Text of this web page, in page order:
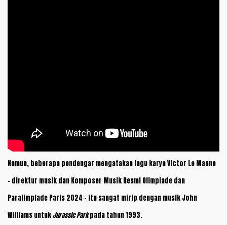
Namun, beberapa pendengar mengatakan lagu karya Victor Le Masne
– direktur musik dan Komposer Musik Resmi Olimpiade dan
Paralimpiade Paris 2024 – itu sangat mirip dengan musik John
Williams untukJurassic Parkpada tahun 1993.